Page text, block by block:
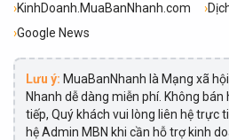
›KinhDoanh.MuaBanNhanh.com
›Google News
›
Lưu ý: MuaBanNhanh là Mạng xã
Nhanh dễ dàng miễn phí. Không
tiếp, Quý khách vui lòng liên hệ trực
hệ Admin MBN khi cần hỗ trợ kinh